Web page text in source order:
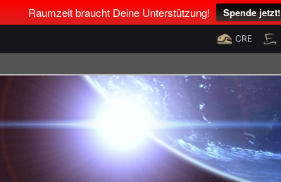
Raumzeit braucht Deine Unterstützung! Spende jetzt!
CRE